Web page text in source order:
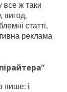
все ж таки
вигод,
статті,
реклама
пише: і